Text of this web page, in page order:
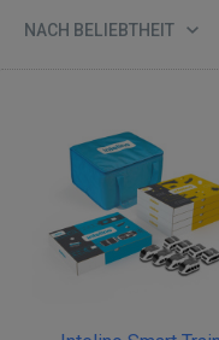
NACH BELIEBTHEIT